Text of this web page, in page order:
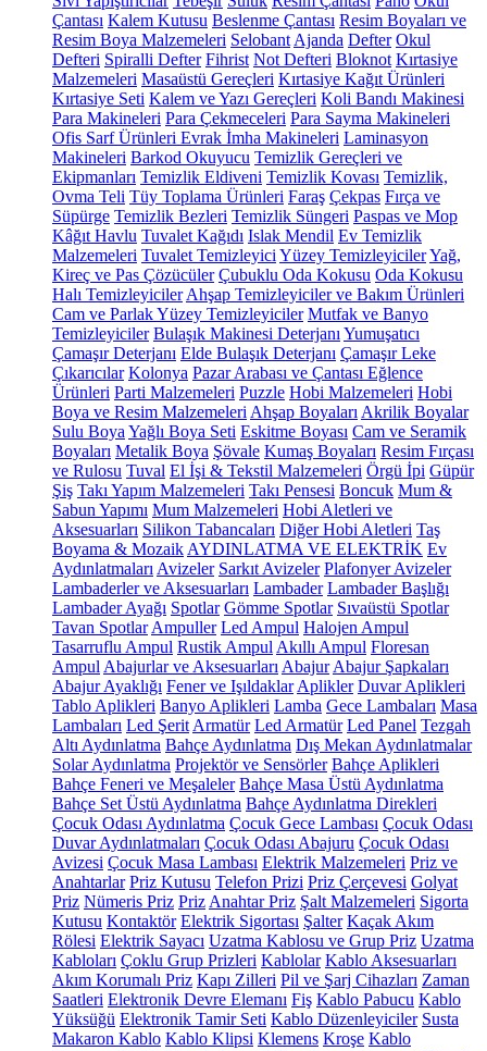
Çantası Kalem Kutusu Beslenme Çantası Resim Boyaları ve
Resim Boya Malzemeleri Selobant Ajanda Defter Okul
Defteri Spiralli Defter Fihrist Not Defteri Bloknot Kırtasiye
Malzemeleri Masaüstü Gereçleri Kırtasiye Kağıt Ürünleri
Kırtasiye Seti Kalem ve Yazı Gereçleri Koli Bandı Makinesi
Para Makineleri Para Çekmeceleri Para Sayma Makineleri
Ofis Sarf Ürünleri Evrak İmha Makineleri Laminasyon
Makineleri Barkod Okuyucu Temizlik Gereçleri ve
Ekipmanları Temizlik Eldiveni Temizlik Kovası Temizlik,
Ovma Teli Tüy Toplama Ürünleri Faraş Çekpas Fırça ve
Süpürge Temizlik Bezleri Temizlik Süngeri Paspas ve Mop
Kâğıt Havlu Tuvalet Kağıdı Islak Mendil Ev Temizlik
Malzemeleri Tuvalet Temizleyici Yüzey TemizleyicilerYağ,
Kireç ve Pas Çözücüler Çubuklu Oda Kokusu Oda Kokusu
Halı Temizleyiciler Ahşap Temizleyiciler ve Bakım Ürünleri
Cam ve Parlak Yüzey Temizleyiciler Mutfak ve Banyo
Temizleyiciler Bulaşık Makinesi Deterjanı Yumuşatıcı
Çamaşır Deterjanı Elde Bulaşık Deterjanı Çamaşır Leke
Çıkarıcılar Kolonya Pazar Arabası ve Çantası Eğlence
Ürünleri Parti Malzemeleri Puzzle Hobi Malzemeleri Hobi
Boya ve Resim Malzemeleri Ahşap Boyaları Akrilik Boyalar
Sulu Boya Yağlı Boya Seti Eskitme Boyası Cam ve Seramik
Boyaları Metalik Boya Şövale Kumaş Boyaları Resim Fırçası
ve Rulosu Tuval El İşi & Tekstil Malzemeleri Örgü İpi Güpür
Şiş Takı Yapım Malzemeleri Takı Pensesi Boncuk Mum &
Sabun Yapımı Mum Malzemeleri Hobi Aletleri ve
Aksesuarları Silikon Tabancaları Diğer Hobi Aletleri Taş
Boyama & Mozaik AYDINLATMA VE ELEKTRİK Ev
Aydınlatmaları Avizeler Sarkıt Avizeler Plafonyer Avizeler
Lambaderler ve Aksesuarları Lambader Lambader Başlığı
Lambader Ayağı Spotlar Gömme Spotlar Sıvaüstü Spotlar
Tavan Spotlar Ampuller Led Ampul Halojen Ampul
Tasarruflu Ampul Rustik Ampul Akıllı Ampul Floresan
Ampul Abajurlar ve Aksesuarları Abajur Abajur Şapkaları
Abajur Ayaklığı Fener ve Işıldaklar Aplikler Duvar Aplikleri
Tablo Aplikleri Banyo Aplikleri Lamba Gece Lambaları Masa
Lambaları Led Şerit Armatür Led Armatür Led Panel Tezgah
Altı Aydınlatma Bahçe Aydınlatma Dış Mekan Aydınlatmalar
Solar Aydınlatma Projektör ve Sensörler Bahçe Aplikleri
Bahçe Feneri ve Meşaleler Bahçe Masa Üstü Aydınlatma
Bahçe Set Üstü Aydınlatma Bahçe Aydınlatma Direkleri
Çocuk Odası Aydınlatma Çocuk Gece Lambası Çocuk Odası
Duvar Aydınlatmaları Çocuk Odası Abajuru Çocuk Odası
Avizesi Çocuk Masa Lambası Elektrik Malzemeleri Priz ve
Anahtarlar Priz Kutusu Telefon Prizi Priz Çerçevesi Golyat
Priz Nümeris Priz Priz Anahtar Priz Şalt Malzemeleri Sigorta
Kutusu Kontaktör Elektrik Sigortası Şalter Kaçak Akım
Rölesi Elektrik Sayacı Uzatma Kablosu ve Grup Priz Uzatma
Kabloları Çoklu Grup Prizleri Kablolar Kablo Aksesuarları
Akım Korumalı Priz Kapı Zilleri Pil ve Şarj Cihazları Zaman
Saatleri Elektronik Devre Elemanı Fiş Kablo Pabucu Kablo
Yüksüğü Elektronik Tamir Seti Kablo Düzenleyiciler Susta
Makaron Kablo Kablo Klipsi Klemens Kroşe Kablo